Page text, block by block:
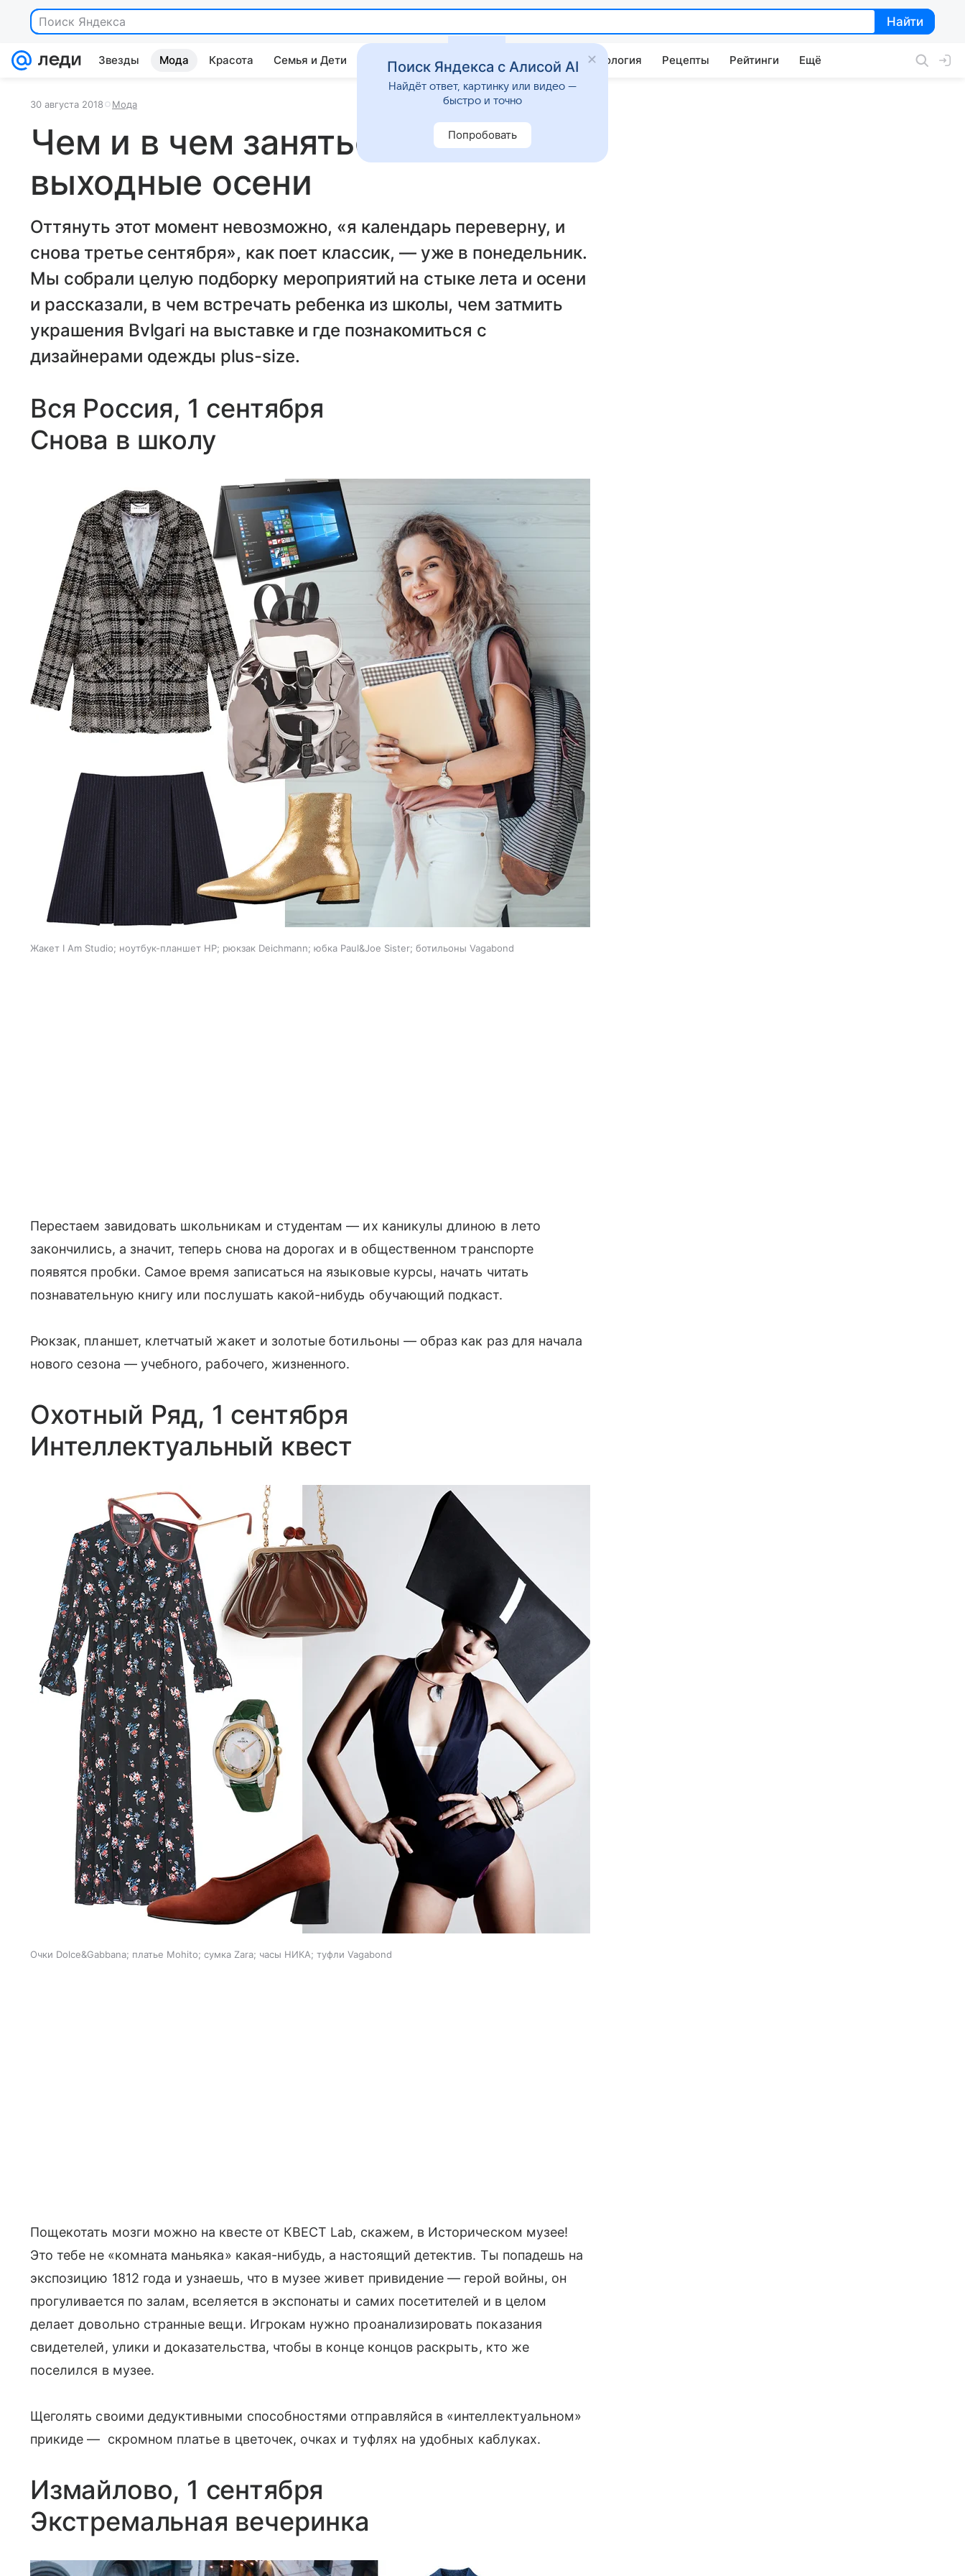
Найти
Найти
Звезды Мода Красота Семья и Дети Дом Гороскопы Стиль жизни Психология Рецепты Рейтинги Ещё
30 августа 2018 Мода
Чем и в чем заняться в первые
выходные осени
Оттянуть этот момент невозможно, «я календарь переверну, и
снова третье сентября», как поет классик, — уже в понедельник.
Мы собрали целую подборку мероприятий на стыке лета и осени
и рассказали, в чем встречать ребенка из школы, чем затмить
украшения Bvlgari на выставке и где познакомиться с
дизайнерами одежды plus-size.
Вся Россия, 1 сентября
Снова в школу
Жакет I Am Studio; ноутбук-планшет HP; рюкзак Deichmann; юбка Paul&Joe Sister; ботильоны Vagabond
Перестаем завидовать школьникам и студентам — их каникулы длиною в лето
закончились, а значит, теперь снова на дорогах и в общественном транспорте
появятся пробки. Самое время записаться на языковые курсы, начать читать
познавательную книгу или послушать какой-нибудь обучающий подкаст.
Рюкзак, планшет, клетчатый жакет и золотые ботильоны — образ как раз для начала
нового сезона — учебного, рабочего, жизненного.
Охотный Ряд, 1 сентября
Интеллектуальный квест
Очки Dolce&Gabbana; платье Mohito; сумка Zara; часы НИКА; туфли Vagabond
Пощекотать мозги можно на квесте от КВЕСТ Lab, скажем, в Историческом музее!
Это тебе не «комната маньяка» какая-нибудь, а настоящий детектив. Ты попадешь на
экспозицию 1812 года и узнаешь, что в музее живет привидение — герой войны, он
прогуливается по залам, вселяется в экспонаты и самих посетителей и в целом
делает довольно странные вещи. Игрокам нужно проанализировать показания
свидетелей, улики и доказательства, чтобы в конце концов раскрыть, кто же
поселился в музее.
Щеголять своими дедуктивными способностями отправляйся в «интеллектуальном»
прикиде — скромном платье в цветочек, очках и туфлях на удобных каблуках.
Измайлово, 1 сентября
Экстремальная вечеринка
Поиск Яндекса с Алисой AI
Найдёт ответ, картинку или видео —
быстро и точно
Попробовать